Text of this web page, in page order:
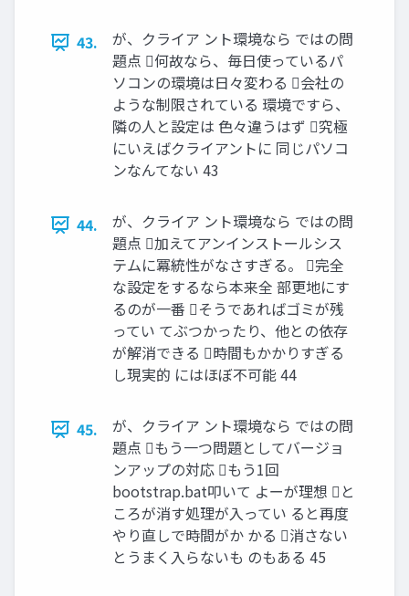
43.
が、クライア ント環境なら ではの問
題点 何故なら、毎日使っているパ
ソコンの環境は日々変わる 会社の
ような制限されている 環境ですら、
隣の人と設定は 色々違うはず 究極
にいえばクライアントに 同じパソコ
ンなんてない 43
44.
が、クライア ント環境なら ではの問
題点 加えてアンインストールシス
テムに冪統性がなさすぎる。 完全
な設定をするなら本来全 部更地にす
るのが一番 そうであればゴミが残
ってい てぶつかったり、他との依存
が解消できる 時間もかかりすぎる
し現実的 にはほぼ不可能 44
45.
が、クライア ント環境なら ではの問
題点 もう一つ問題としてバージョ
ンアップの対応 もう1回
bootstrap.bat叩いて よーが理想 と
ころが消す処理が入ってい ると再度
やり直しで時間がか かる 消さない
とうまく入らないも のもある 45